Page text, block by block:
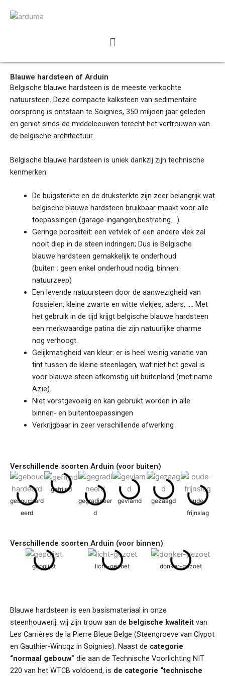
naar
Menu
Blauwe hardsteen of Arduin
Belgische blauwe hardsteen is de meeste verkochte
natuursteen. Deze compacte kalksteen van sedimentaire
oorsprong is ontstaan te Soignies, 350 miljoen jaar geleden
en geniet sinds de middeleeuwen terecht het vertrouwen van
de belgische architectuur.
Belgische blauwe hardsteen is uniek dankzij zijn technische
kenmerken.
De buigsterkte en de druksterkte zijn zeer belangrijk wat
belgische blauwe hardsteen bruikbaar maakt voor alle
toepassingen (garage-ingangen,bestrating….)
Geringe porositeit: een vetvlek of een andere vlek zal
nooit diep in de steen indringen; Dus is Belgische
blauwe hardsteen gemakkelijk te onderhoud
(buiten : geen enkel onderhoud nodig, binnen:
natuurzeep)
Een levende natuursteen door de aanwezigheid van
fossielen, kleine zwarte en witte vlekjes, aders, …. Met
het gebruik in de tijd krijgt belgische blauwe hardsteen
een merkwaardige patina die zijn natuurlijke charme
nog verhoogt.
Gelijkmatigheid van kleur: er is heel weinig variatie van
tint tussen de kleine steenlagen, wat niet het geval is
voor blauwe steen afkomstig uit buitenland (met name
Azïe).
Niet vorstgevoelig en kan gebruikt worden in alle
binnen- en buitentoepassingen
Verkrijgbaar in zeer verschillende afwerking
Verschillende soorten Arduin (voor buiten)
gebouchard
eerd
gefrijnd
gegradineer
d
gevlamd gezaagd
oude-
frijnslag
Verschillende soorten Arduin (voor binnen)
gepolijst licht-gezoet donker-gezoet
Blauwe hardsteen is een basismateriaal in onze
steenhouwerij: wij zijn trouw aan de belgische kwaliteit van
Les Carrières de la Pierre Bleue Belge (Steengroeve van Clypot
en Gauthier-Wincqz in Soignies). Naast de categorie
“normaal gebouw” die aan de Technische Voorlichting NIT
220 van het WTCB voldoend, is de categorie “technische